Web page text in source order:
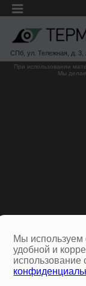
СПб, ул. Тележная, д. 3,
При использовании
Мы
Мы используем
удобной и
использование